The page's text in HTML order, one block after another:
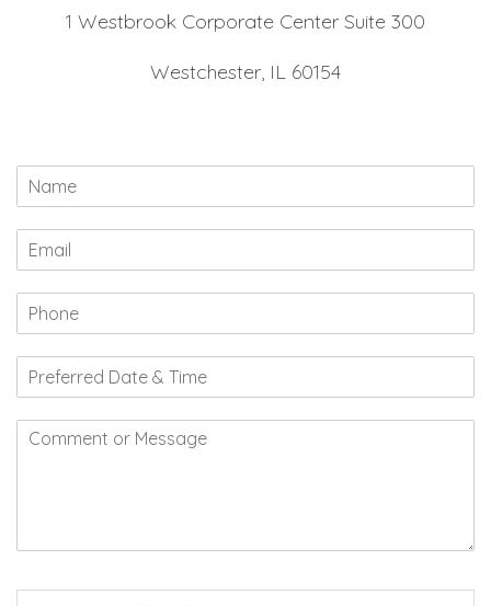
1 Westbrook Corporate Center Suite 300
Westchester, IL 60154